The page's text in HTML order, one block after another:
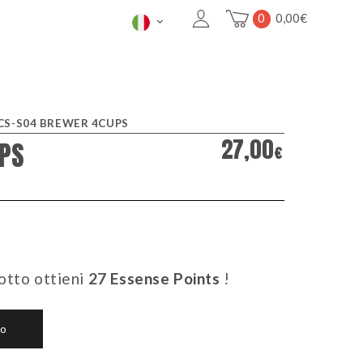
0 0,00€
S04 BREWER 4CUPS
27,00€
ottieni 27 Essense Points !